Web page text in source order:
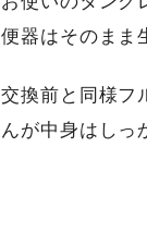
便器はそのまま
交換前と同様フ
んが中身はしっ